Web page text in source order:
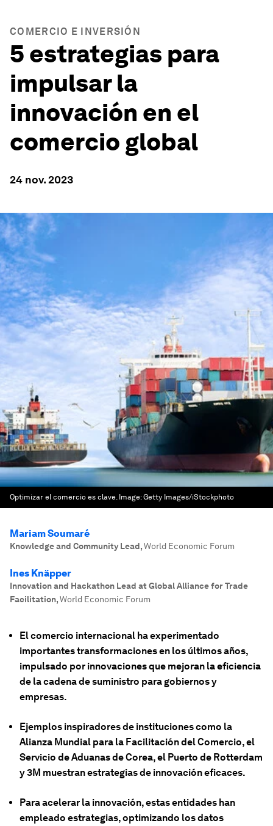
COMERCIO E INVERSIÓN
5 estrategias para
impulsar la
innovación en el
comercio global
24 nov. 2023
Optimizar el comercio es clave. Image:Getty Images/iStockphoto
Mariam Soumaré
Knowledge and Community Lead,World Economic Forum
Ines Knäpper
Innovation and Hackathon Lead at Global Alliance for Trade
Facilitation,World Economic Forum
El comercio internacional ha experimentado
importantes transformaciones en los últimos años,
impulsado por innovaciones que mejoran la eficiencia
de la cadena de suministro para gobiernos y
empresas.
Ejemplos inspiradores de instituciones como la
Alianza Mundial para la Facilitación del Comercio, el
Servicio de Aduanas de Corea, el Puerto de Rotterdam
y 3M muestran estrategias de innovación eficaces.
Para acelerar la innovación, estas entidades han
empleado estrategias, optimizando los datos